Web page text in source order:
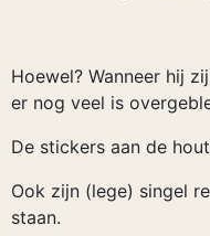
Hoewel? Wanneer hij
er nog veel is
De stickers aan de
Ook zijn (lege) singel
staan.